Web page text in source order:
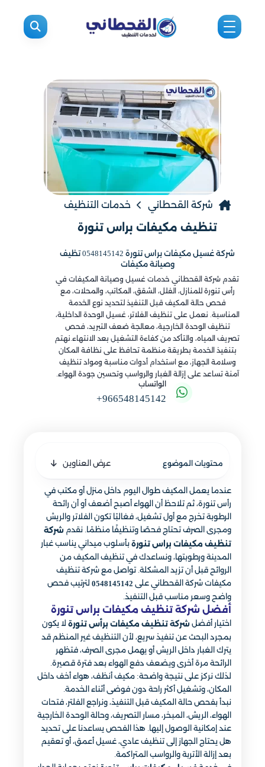
شركة القحطاني خدمات التنظيف
تنظيف مكيفات براس تنورة
شركة غسيل مكيفات براس تنورة 0548145142 تظيف
وصيانة مكيفات
تقدم شركة القحطاني خدمات غسيل وصيانة المكيفات في
رأس تنورة للمنازل، الفلل، الشقق، المكاتب، والمحلات، مع
فحص حالة المكيف قبل التنفيذ لتحديد نوع الخدمة
المناسبة. نعمل على تنظيف الفلاتر، غسيل الوحدة الداخلية،
تنظيف الوحدة الخارجية، معالجة ضعف التبريد، فحص
تصريف المياه، والتأكد من كفاءة التشغيل بعد الانتهاء.نهتم
بتنفيذ الخدمة بطريقة منظمة تحافظ على نظافة المكان
وسلامة الجهاز، مع استخدام أدوات مناسبة ومواد تنظيف
آمنة تساعد على إزالة الغبار والرواسب وتحسين جودة الهواء.
الواتساب
+966548145142
محتويات الموضوع عرض العناوين
عندما يعمل المكيف طوال اليوم داخل منزل أو مكتب في
رأس تنورة، ثم تلاحظ أن الهواء أصبح أضعف أو أن رائحة
الرطوبة تخرج مع أول تشغيل، فغالبًا تكون الفلاتر والريش
ومجرى الصرف تحتاج فحصًا وتنظيفًا منظمًا. نقدم شركة
تنظيف مكيفات براس تنورة بأسلوب ميداني يناسب غبار
المدينة ورطوبتها، ونساعدك في تنظيف المكيف من
الروائح قبل أن تزيد المشكلة. تواصل مع شركة تنظيف
مكيفات شركة القحطاني على 0548145142 لترتيب فحص
واضح وسعر مناسب قبل التنفيذ.
أفضل شركة تنظيف مكيفات براس تنورة
اختيار أفضل شركة تنظيف مكيفات برأس تنورة لا يكون
بمجرد البحث عن تنفيذ سريع، لأن التنظيف غير المنظم قد
يترك الغبار داخل الريش أو يهمل مجرى الصرف، فتظهر
الرائحة مرة أخرى ويضعف دفع الهواء بعد فترة قصيرة.
لذلك نركز على نتيجة واضحة: مكيف أنظف، هواء أخف داخل
المكان، وتشغيل أكثر راحة دون فوضى أثناء الخدمة.
نبدأ بفحص حالة المكيف قبل التنفيذ، ونراجع الفلتر، فتحات
الهواء، الريش، المبخر، مسار التصريف، وحالة الوحدة الخارجية
عند إمكانية الوصول إليها. هذا الفحص يساعدنا على تحديد
هل يحتاج الجهاز إلى تنظيف عادي، غسيل أعمق، أو تعقيم
بعد إزالة الأتربة والرواسب المتراكمة.